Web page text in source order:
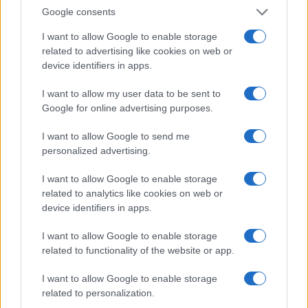
Google consents
I want to allow Google to enable storage
related to advertising like cookies on web or
device identifiers in apps.
I want to allow my user data to be sent to
Google for online advertising purposes.
I want to allow Google to send me
personalized advertising.
I want to allow Google to enable storage
related to analytics like cookies on web or
device identifiers in apps.
I want to allow Google to enable storage
related to functionality of the website or app.
I want to allow Google to enable storage
related to personalization.
firmata da 14 mila scienziati, 40 mila medici ed
oltre 800 mila persone del grande pubblico [
I danni dei lockdown
Jay Bhattacharya ha definito ilockdown
nella storia per la salute
pubblica”. Se un’affermazione del genere appare
tutta una serie di studi che dimostrano i danni
causati dalle politiche dilockdown, inclusi
depressione, ansia, suicidi, malnutrizione
infantile, aumento delle morti in eccesso [52
Una ricerca internazionale in particolare ha
evidenziato la gestione disastrosa dell’emergenza